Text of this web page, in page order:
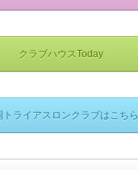
クラブハウスToday
トライアスロンクラブはこちら